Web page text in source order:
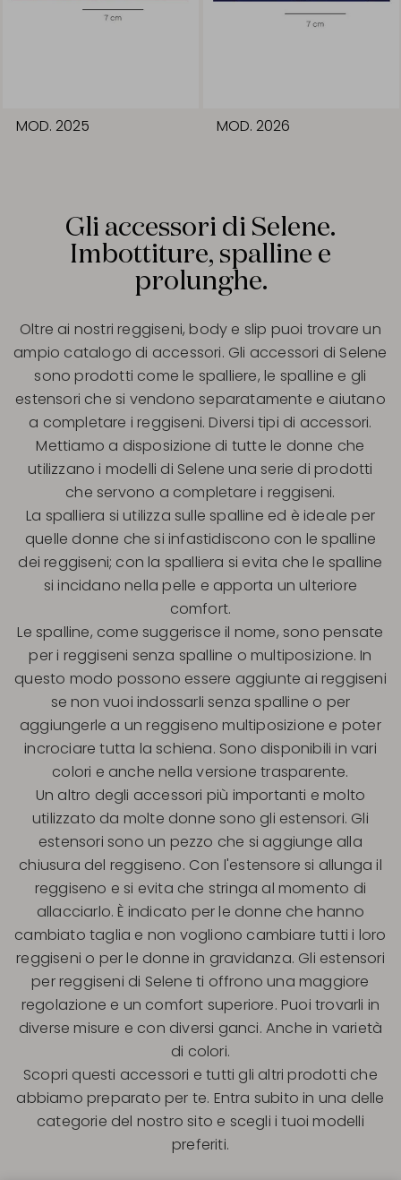
MOD. 2025 MOD. 2026
Gli accessori di Selene.
Imbottiture, spalline e
prolunghe.
Oltre ai nostri reggiseni, body e slip puoi trovare un
ampio catalogo di accessori. Gli accessori di Selene
sono prodotti come le spalliere, le spalline e gli
estensori che si vendono separatamente e aiutano
a completare i reggiseni. Diversi tipi di accessori.
Mettiamo a disposizione di tutte le donne che
utilizzano i modelli di Selene una serie di prodotti
che servono a completare i reggiseni.
La spalliera si utilizza sulle spalline ed è ideale per
quelle donne che si infastidiscono con le spalline
dei reggiseni; con la spalliera si evita che le spalline
si incidano nella pelle e apporta un ulteriore
comfort.
Le spalline, come suggerisce il nome, sono pensate
per i reggiseni senza spalline o multiposizione. In
questo modo possono essere aggiunte ai reggiseni
se non vuoi indossarli senza spalline o per
aggiungerle a un reggiseno multiposizione e poter
incrociare tutta la schiena. Sono disponibili in vari
colori e anche nella versione trasparente.
Un altro degli accessori più importanti e molto
utilizzato da molte donne sono gli estensori. Gli
estensori sono un pezzo che si aggiunge alla
chiusura del reggiseno. Con l'estensore si allunga il
reggiseno e si evita che stringa al momento di
allacciarlo. È indicato per le donne che hanno
cambiato taglia e non vogliono cambiare tutti i loro
reggiseni o per le donne in gravidanza. Gli estensori
per reggiseni di Selene ti offrono una maggiore
regolazione e un comfort superiore. Puoi trovarli in
diverse misure e con diversi ganci. Anche in varietà
di colori.
Scopri questi accessori e tutti gli altri prodotti che
abbiamo preparato per te. Entra subito in una delle
categorie del nostro sito e scegli i tuoi modelli
preferiti.